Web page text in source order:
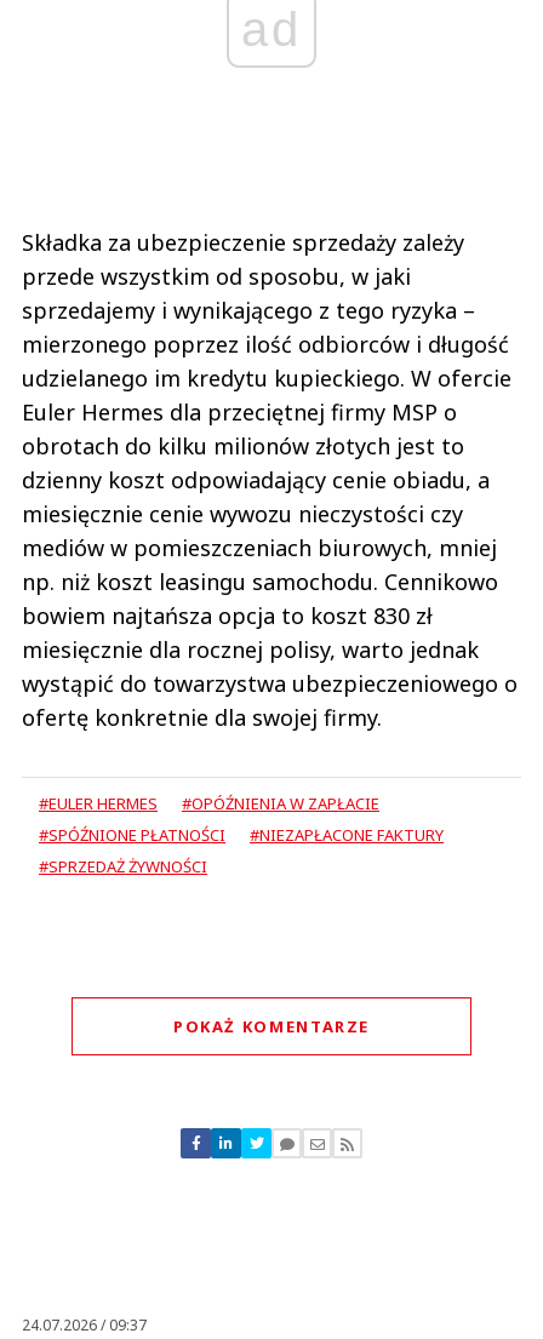
ad
Składka za ubezpieczenie sprzedaży zależy
przede wszystkim od sposobu, w jaki
sprzedajemy i wynikającego z tego ryzyka –
mierzonego poprzez ilość odbiorców i długość
udzielanego im kredytu kupieckiego. W ofercie
Euler Hermes dla przeciętnej firmy MSP o
obrotach do kilku milionów złotych jest to
dzienny koszt odpowiadający cenie obiadu, a
miesięcznie cenie wywozu nieczystości czy
mediów w pomieszczeniach biurowych, mniej
np. niż koszt leasingu samochodu. Cennikowo
bowiem najtańsza opcja to koszt 830 zł
miesięcznie dla rocznej polisy, warto jednak
wystąpić do towarzystwa ubezpieczeniowego o
ofertę konkretnie dla swojej firmy.
#EULER HERMES
#OPÓŹNIENIA W ZAPŁACIE
#SPÓŹNIONE PŁATNOŚCI
#NIEZAPŁACONE FAKTURY
#SPRZEDAŻ ŻYWNOŚCI
POKAŻ KOMENTARZE
Nie znaleziono komentarzy
Zostaw swoje komentarze
24.07.2026 / 09:37